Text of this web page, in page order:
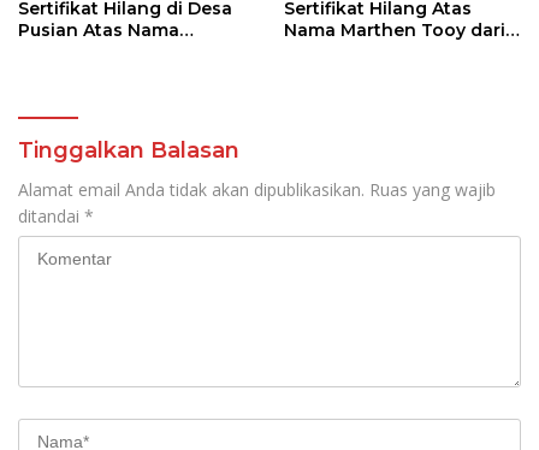
Sertifikat Hilang di Desa
Pusian Atas Nama
Sertifikat Hilang Atas
Nama Marthen Tooy dari
Tinggalkan Balasan
Alamat email Anda tidak akan dipublikasikan. Ruas yang wajib
ditandai *